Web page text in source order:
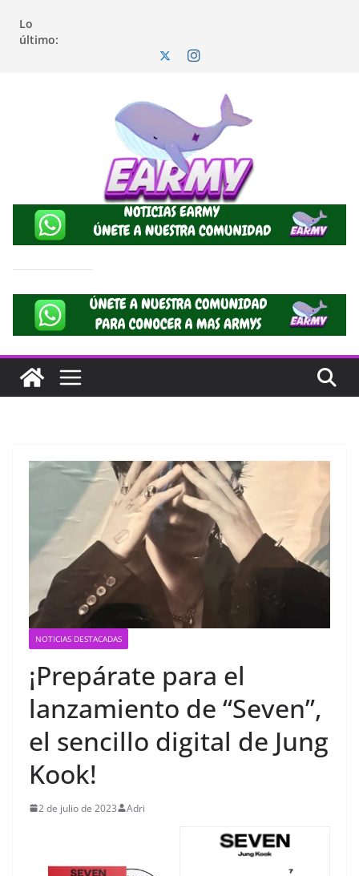
Lo
último:
NOTICIAS DESTACADAS
¡Prepárate para el
lanzamiento de “Seven”,
el sencillo digital de Jung
Kook!
2 de julio de 2023 Adri